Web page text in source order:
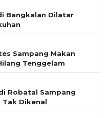
Bangkalan Dilatar
Sampang Makan
Tenggelam
Robatal Sampang
Tak Dikenal